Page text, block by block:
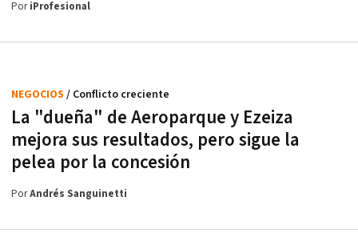
PoriProfesional
La "dueña" de Aeroparque y Ezeiza
mejora sus resultados, pero sigue la
pelea por la concesión
NEGOCIOS / Conflicto creciente
PorAndrés Sanguinetti